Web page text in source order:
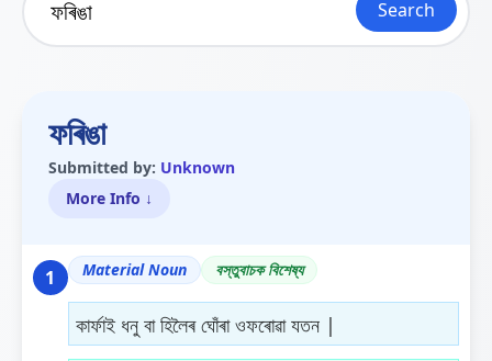
Search
ফৰিঙা
Submitted by: Unknown
More Info ↓
1 Material Noun বস্তুবাচক বিশেষ্য
কাৰ্ফাই ধনু বা হিলৈৰ ঘোঁৰা ওফৰোৱা যতন |